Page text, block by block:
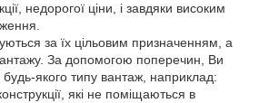
недорогої ціни, і завдяки високим
за їх цільовим призначенням, а
За допомогою поперечин, Ви
якого типу вантаж, наприклад:
які не поміщаються в